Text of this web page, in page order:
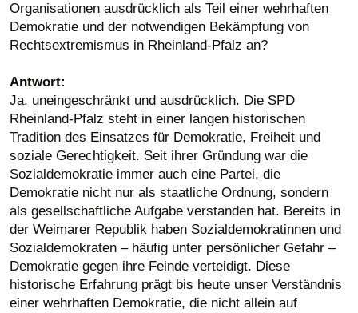
Organisationen ausdrücklich als Teil einer wehrhaften
Demokratie und der notwendigen Bekämpfung von
Rechtsextremismus in Rheinland-Pfalz an?
Antwort:
Ja, uneingeschränkt und ausdrücklich. Die SPD
Rheinland-Pfalz steht in einer langen historischen
Tradition des Einsatzes für Demokratie, Freiheit und
soziale Gerechtigkeit. Seit ihrer Gründung war die
Sozialdemokratie immer auch eine Partei, die
Demokratie nicht nur als staatliche Ordnung, sondern
als gesellschaftliche Aufgabe verstanden hat. Bereits in
der Weimarer Republik haben Sozialdemokratinnen und
Sozialdemokraten – häufig unter persönlicher Gefahr –
Demokratie gegen ihre Feinde verteidigt. Diese
historische Erfahrung prägt bis heute unser Verständnis
einer wehrhaften Demokratie, die nicht allein auf